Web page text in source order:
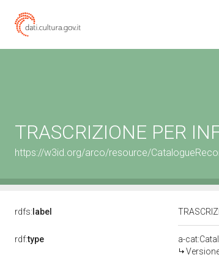
TRASCRIZIONE PER
https://w3id.org/arco/resource/
rdfs: label
rdf:type
a-